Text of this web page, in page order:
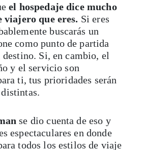
el hospedaje dice mucho
viajero que eres. Si eres
buscarás un
como punto de partida
Si, en cambio, el
y el servicio son
ti, tus prioridades serán
se dio cuenta de eso y
espectaculares en donde
todos los estilos de viaje